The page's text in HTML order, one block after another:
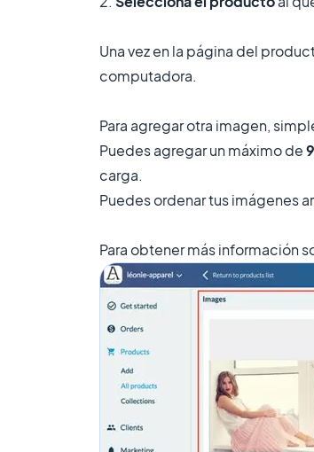
Una vez en la página del
computadora.
Para agregar otra imagen,
Puedes agregar un máximo de
carga.
Puedes ordenar tus imágenes
Para obtener más información